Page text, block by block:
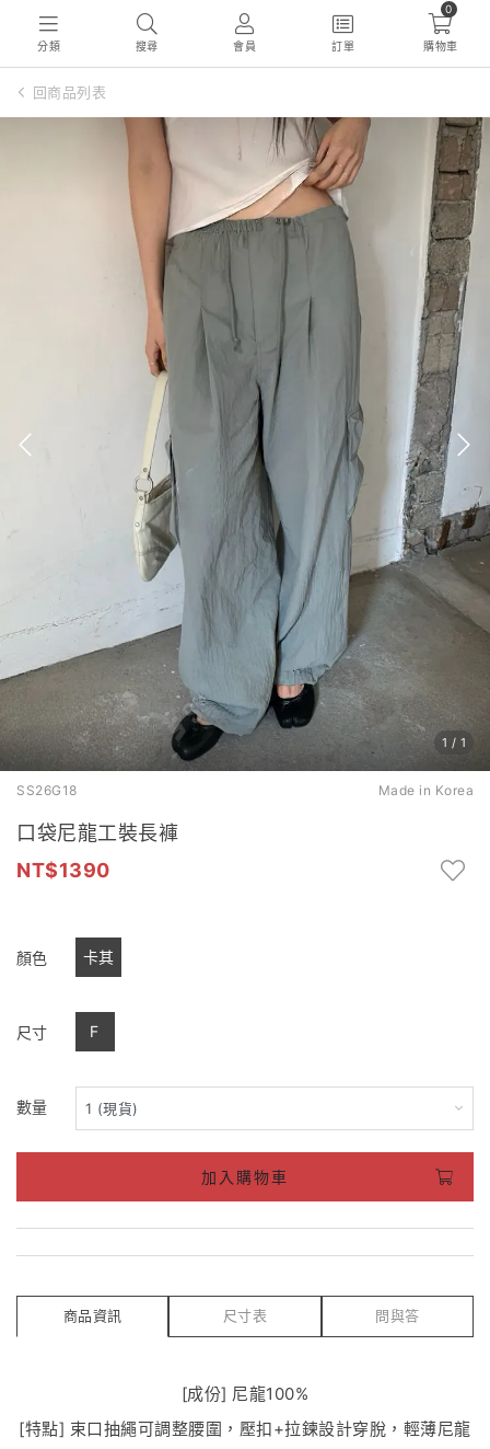
分類 搜尋 會員 訂單
0
購物車
回商品列表
1 / 1
SS26G18 Made in Korea
口袋尼龍工裝長褲
1390
顏色 卡其
尺寸 F
數量
加入購物車
商品資訊 尺寸表 問與答
[成份] 尼龍100%
[特點] 束口抽繩可調整腰圍，壓扣+拉鍊設計穿脫，輕薄尼龍